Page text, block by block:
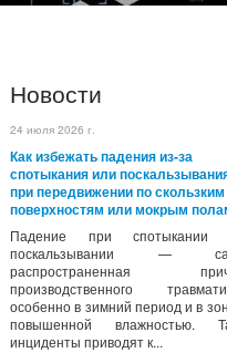
Новости
24 июля 2026 г.
Как избежать падения из-за
спотыкания или
при передвижении по скользким
поверхностям или мокрым
Падение при спотыкании
поскальзывании —
распространенная
производственного
особенно в зимний период и в
повышенной влажностью.
инциденты приводят к...